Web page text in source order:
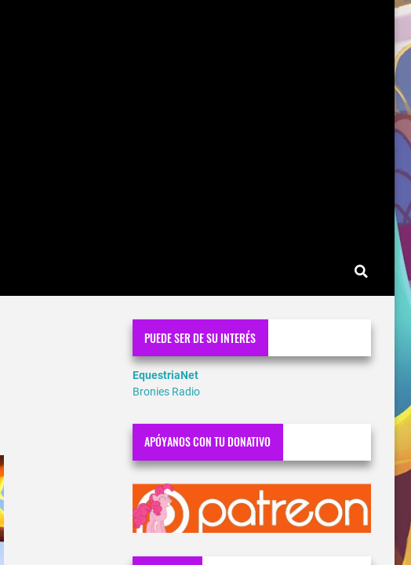
PUEDE SER DE SU INTERÉS
EquestriaNet
Bronies Radio
APÓYANOS CON TU DONATIVO